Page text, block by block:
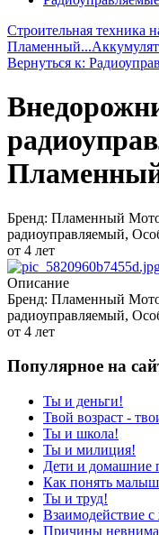
Строительная техника
Пламенный...
Вернуться к:
Бренд: Пламенный
радиоуправляемый,
от 4 лет
Описание
Бренд: Пламенный
радиоуправляемый,
от 4 лет
Популярное на
Ты и деньги!
Твой возраст -
Ты и школа!
Ты и милиция!
Дети и домашние
Как понять
Ты и труд!
Взаимодействие
Причины